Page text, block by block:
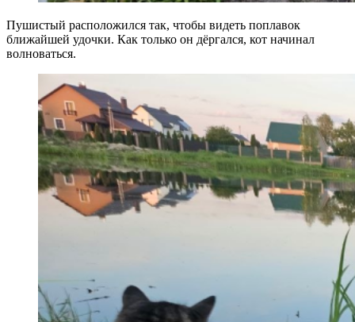
Пушистый расположился так, чтобы видеть поплавок
ближайшей удочки. Как только он дёргался, кот начинал
волноваться.